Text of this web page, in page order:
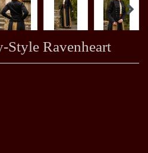
Style Ravenheart